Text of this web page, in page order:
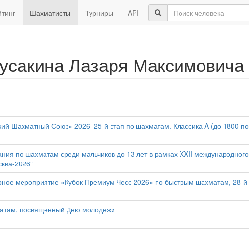
Шахматисты Турниры API
Лазаря Максимовича
Шахматный Союз» 2026, 25-й этап по шахматам. Классика A (до 1800
по шахматам среди мальчиков до 13 лет в рамках XXII международного
2026"
мероприятие «Кубок Премиум Чесс 2026» по быстрым шахматам, 28-й
посвященный Дню молодежи